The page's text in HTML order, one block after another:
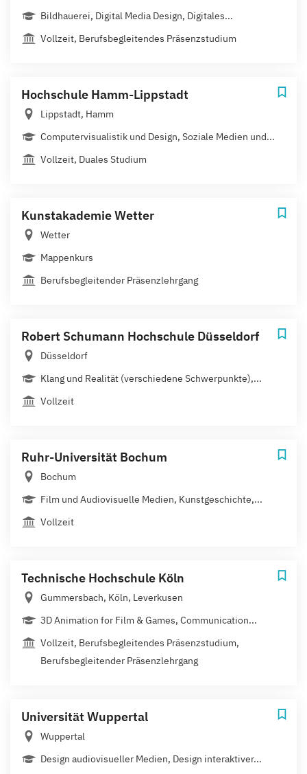
Bildhauerei, Digital Media Design, Digitales...
Vollzeit, Berufsbegleitendes Präsenzstudium
Hochschule Hamm-Lippstadt
Lippstadt, Hamm
Computervisualistik und Design, Soziale Medien und...
Vollzeit, Duales Studium
Kunstakademie Wetter
Wetter
Mappenkurs
Berufsbegleitender Präsenzlehrgang
Robert Schumann Hochschule Düsseldorf
Düsseldorf
Klang und Realität (verschiedene Schwerpunkte),...
Vollzeit
Ruhr-Universität Bochum
Bochum
Film und Audiovisuelle Medien, Kunstgeschichte,...
Vollzeit
Technische Hochschule Köln
Gummersbach, Köln, Leverkusen
3D Animation for Film & Games, Communication...
Vollzeit, Berufsbegleitendes Präsenzstudium,
Berufsbegleitender Präsenzlehrgang
Universität Wuppertal
Wuppertal
Design audiovisueller Medien, Design interaktiver...